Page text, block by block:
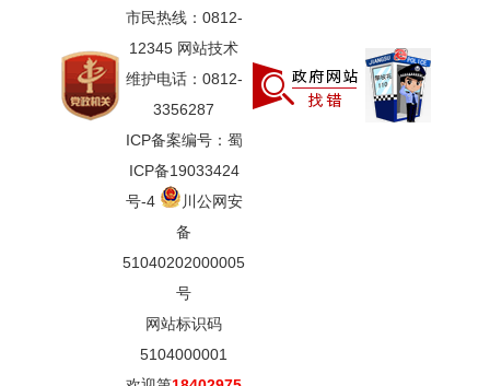
市民热线：0812-
12345 网站技术
维护电话：0812-
3356287
ICP备案编号：蜀
ICP备19033424
号-4
川公网安
备
51040202000005
号
网站标识码
5104000001